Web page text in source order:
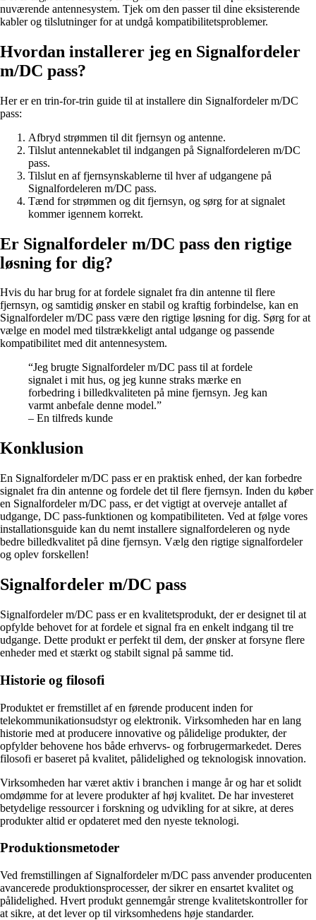
nuværende antennesystem. Tjek om den passer til dine eksisterende
kabler og tilslutninger for at undgå kompatibilitetsproblemer.
Hvordan installerer jeg en Signalfordeler
m/DC pass?
Her er en trin-for-trin guide til at installere din Signalfordeler m/DC
pass:
Afbryd strømmen til dit fjernsyn og antenne.
Tilslut antennekablet til indgangen på Signalfordeleren m/DC
pass.
Tilslut en af fjernsynskablerne til hver af udgangene på
Signalfordeleren m/DC pass.
Tænd for strømmen og dit fjernsyn, og sørg for at signalet
kommer igennem korrekt.
Er Signalfordeler m/DC pass den rigtige
løsning for dig?
Hvis du har brug for at fordele signalet fra din antenne til flere
fjernsyn, og samtidig ønsker en stabil og kraftig forbindelse, kan en
Signalfordeler m/DC pass være den rigtige løsning for dig. Sørg for at
vælge en model med tilstrækkeligt antal udgange og passende
kompatibilitet med dit antennesystem.
“Jeg brugte Signalfordeler m/DC pass til at fordele
signalet i mit hus, og jeg kunne straks mærke en
forbedring i billedkvaliteten på mine fjernsyn. Jeg kan
varmt anbefale denne model.”
– En tilfreds kunde
Konklusion
En Signalfordeler m/DC pass er en praktisk enhed, der kan forbedre
signalet fra din antenne og fordele det til flere fjernsyn. Inden du køber
en Signalfordeler m/DC pass, er det vigtigt at overveje antallet af
udgange, DC pass-funktionen og kompatibiliteten. Ved at følge vores
installationsguide kan du nemt installere signalfordeleren og nyde
bedre billedkvalitet på dine fjernsyn. Vælg den rigtige signalfordeler
og oplev forskellen!
Signalfordeler m/DC pass
Signalfordeler m/DC pass er en kvalitetsprodukt, der er designet til at
opfylde behovet for at fordele et signal fra en enkelt indgang til tre
udgange. Dette produkt er perfekt til dem, der ønsker at forsyne flere
enheder med et stærkt og stabilt signal på samme tid.
Historie og filosofi
Produktet er fremstillet af en førende producent inden for
telekommunikationsudstyr og elektronik. Virksomheden har en lang
historie med at producere innovative og pålidelige produkter, der
opfylder behovene hos både erhvervs- og forbrugermarkedet. Deres
filosofi er baseret på kvalitet, pålidelighed og teknologisk innovation.
Virksomheden har været aktiv i branchen i mange år og har et solidt
omdømme for at levere produkter af høj kvalitet. De har investeret
betydelige ressourcer i forskning og udvikling for at sikre, at deres
produkter altid er opdateret med den nyeste teknologi.
Produktionsmetoder
Ved fremstillingen af Signalfordeler m/DC pass anvender producenten
avancerede produktionsprocesser, der sikrer en ensartet kvalitet og
pålidelighed. Hvert produkt gennemgår strenge kvalitetskontroller for
at sikre, at det lever op til virksomhedens høje standarder.